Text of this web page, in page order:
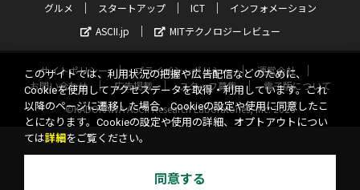
グルメ
スタートアップ ICT
インフォメーション
ASCII.jp
MITテクノロジーレビュー
サイトポリシー プライバシーポリシー
運営会社
お問い合わせ
広告掲載 スタッフ募集
電子版について
©KADOKAWA ASCII Research Laboratories, Inc. 2026
このサイトでは、利用状況の把握や広告配信などのために、
Cookieを使用してアクセスデータを取得・利用しています。これ
以降のページに遷移した場合、Cookieの設定や使用に同意したこ
とになります。Cookieの設定や使用の詳細、オプトアウトについ
ては詳細 をご覧ください。
同意する